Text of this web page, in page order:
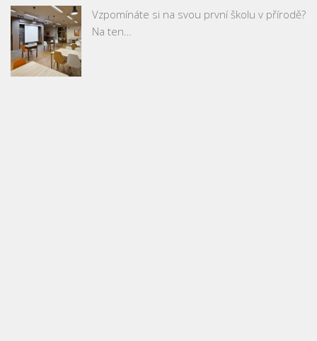
Vzpomínáte si na svou první školu v přírodě?
Na ten…